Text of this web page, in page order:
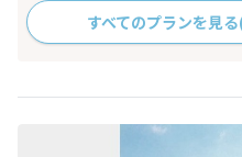
すべてのプランを見る